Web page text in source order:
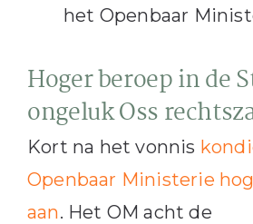
het Openbaar
Hoger beroep in de
ongeluk Oss
Kort na het vonnis
Openbaar Ministerie
aan. Het OM acht de